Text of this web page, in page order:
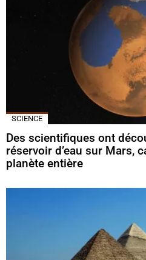
SCIENCE
Des scientifiques ont
réservoir d’eau sur Mars,
planète entière